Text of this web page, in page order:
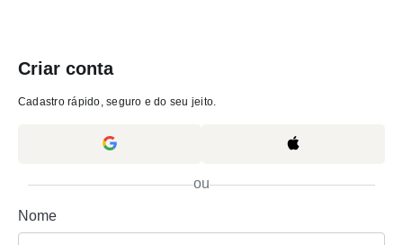
Criar conta
Cadastro rápido, seguro e do seu jeito.
ou
Nome